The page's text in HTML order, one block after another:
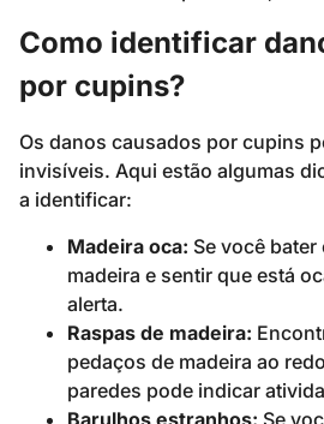
Como identificar
por cupins?
Os danos causados por cupins
invisíveis. Aqui estão algumas
a identificar:
Madeira oca: Se você
madeira e sentir que está
alerta.
Raspas de madeira:
pedaços de madeira ao
paredes pode indicar
Barulhos estranhos: Se